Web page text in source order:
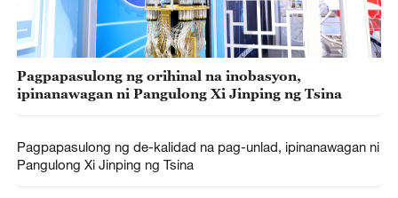
Pagpapasulong ng orihinal na inobasyon,
ipinanawagan ni Pangulong Xi Jinping ng Tsina
Pagpapasulong ng de-kalidad na pag-unlad, ipinanawagan ni
Pangulong Xi Jinping ng Tsina